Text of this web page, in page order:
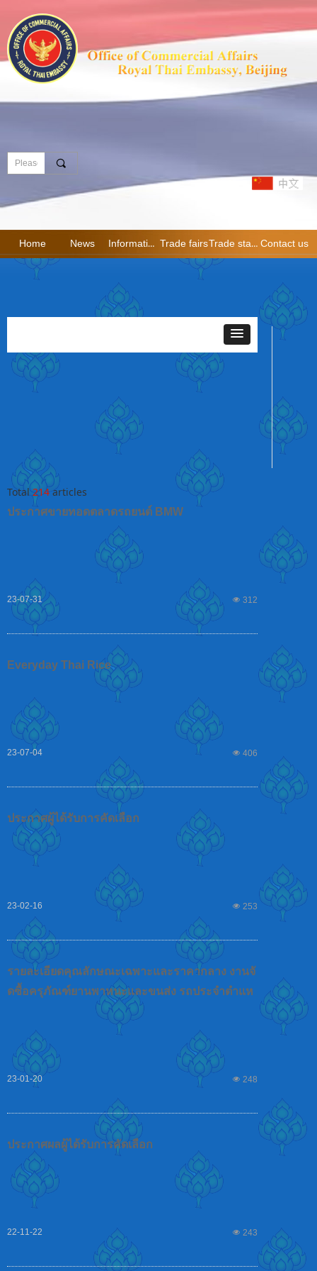
끠
Home News Information Trade fairs Trade statistics Contact us
Total214articles
ประกาศขายทอดตลาดรถยนต์ BMW
넶 312
23-07-31
Everyday Thai Rice
넶 406
23-07-04
ประกาศผู้ได้รับการคัดเลือก
넶 253
23-02-16
รายละเอียดคุณลักษณะเฉพาะและราคากลาง งานจั
ดซื้อครุภัณฑ์ยานพาหนะและขนส่ง รถประจำตำแห
น่งอัครราชทูต (ฝ่ายการพาณิชย์) ณ กรุงปักกิ่ง โดยวิ
ธีคัดเลือก
넶 248
23-01-20
ประกาศผลผู้ได้รับการคัดเลือก
넶 243
22-11-22